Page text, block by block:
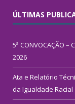
ÚLTIMAS
5ª CONVOCAÇÃO –
2026
Ata e Relatório
da Igualdade Racial